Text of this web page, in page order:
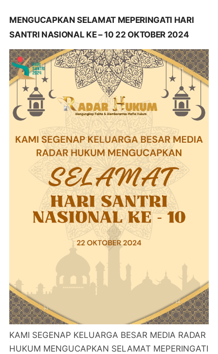
MENGUCAPKAN SELAMAT MEPERINGATI HARI
SANTRI NASIONAL KE – 10 22 OKTOBER 2024
KAMI SEGENAP KELUARGA BESAR MEDIA RADAR
HUKUM MENGUCAPKAN SELAMAT MEPERINGATI